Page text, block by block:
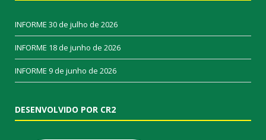
INFORME 30 de julho de 2026
INFORME 18 de junho de 2026
INFORME 9 de junho de 2026
DESENVOLVIDO POR CR2